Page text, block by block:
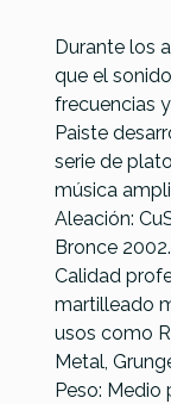
Durante los
que el
frecuencias
Paiste
serie de
música
Aleación:
Bronce 2002.
Calidad
martilleado
usos como
Metal,
Peso: Medio
Referencia
Classic
Ride 22